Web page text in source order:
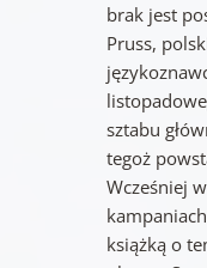
brak jest
Pruss,
sztabu
tegoż
Wcześniej
książką o